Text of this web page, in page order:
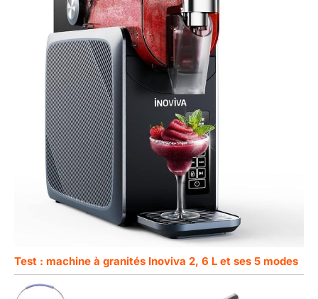
Test : machine à granités Inoviva 2, 6 L et ses 5 modes